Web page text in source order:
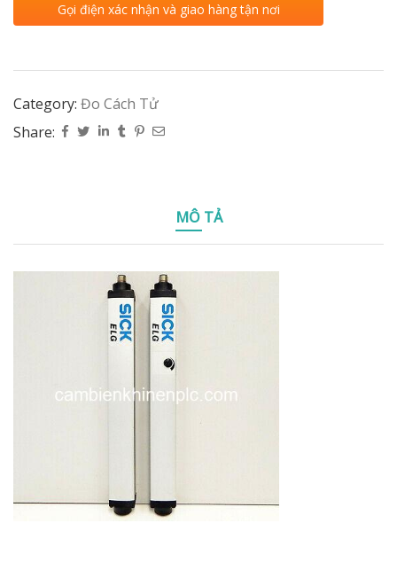
Gọi điện xác nhận và giao hàng tận nơi
Category: Đo Cách Tử
Share:
MÔ TẢ